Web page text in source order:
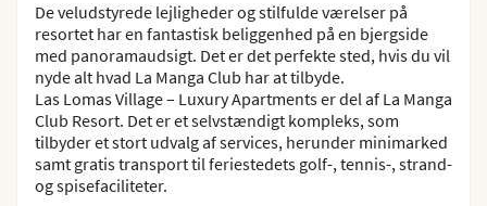
De veludstyrede lejligheder og stilfulde værelser på
resortet har en fantastisk beliggenhed på en bjergside
med panoramaudsigt. Det er det perfekte sted, hvis du vil
nyde alt hvad La Manga Club har at tilbyde.
Las Lomas Village – Luxury Apartments er del af La Manga
Club Resort. Det er et selvstændigt kompleks, som
tilbyder et stort udvalg af services, herunder minimarked
samt gratis transport til feriestedets golf-, tennis-, strand-
og spisefaciliteter.